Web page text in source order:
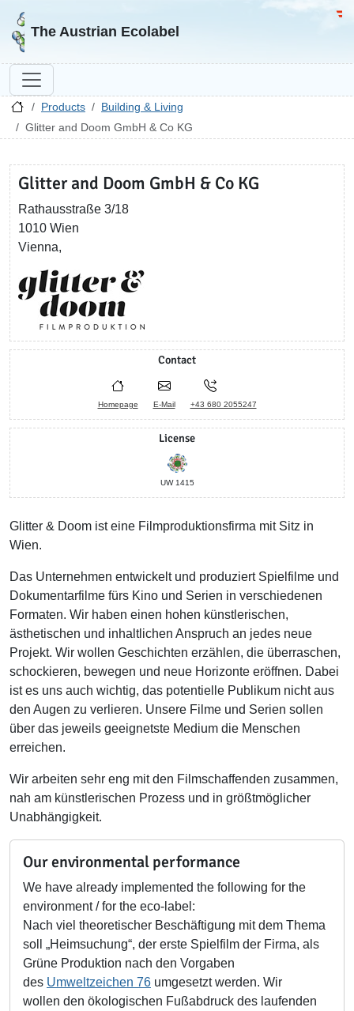
Go to homepage
The Austrian Ecolabel
Products
Building & Living
Glitter and Doom GmbH & Co KG
Glitter and Doom GmbH & Co KG
Rathausstraße 3/18
1010 Wien
Vienna,
Contact
Homepage E-Mail +43 680 2055247
License
UW 1415
Glitter & Doom ist eine Filmproduktionsfirma mit Sitz in
Wien.
Das Unternehmen entwickelt und produziert Spielfilme und
Dokumentarfilme fürs Kino und Serien in verschiedenen
Formaten. Wir haben einen hohen künstlerischen,
ästhetischen und inhaltlichen Anspruch an jedes neue
Projekt. Wir wollen Geschichten erzählen, die überraschen,
schockieren, bewegen und neue Horizonte eröffnen. Dabei
ist es uns auch wichtig, das potentielle Publikum nicht aus
den Augen zu verlieren. Unsere Filme und Serien sollen
über das jeweils geeignetste Medium die Menschen
erreichen.
Wir arbeiten sehr eng mit den Filmschaffenden zusammen,
nah am künstlerischen Prozess und in größtmöglicher
Unabhängigkeit.
Our environmental performance
We have already implemented the following for the
environment / for the eco-label:
Nach viel theoretischer Beschäftigung mit dem Thema
soll „Heimsuchung“, der erste Spielfilm der Firma, als
Grüne Produktion nach den Vorgaben
des Umweltzeichen 76 umgesetzt werden. Wir
wollen den ökologischen Fußabdruck des laufenden